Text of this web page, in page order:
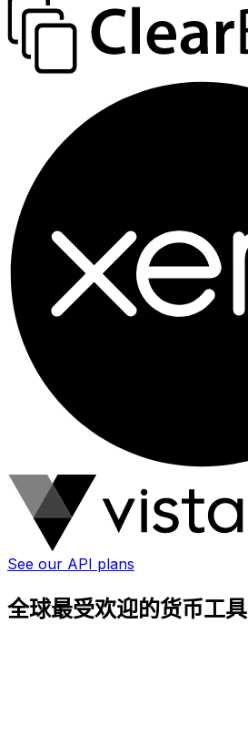
See our API plans
全球最受欢迎的货币工具